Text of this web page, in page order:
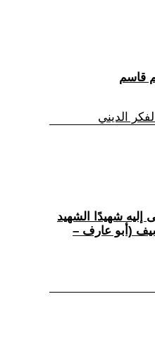
الديني
إليه شهيدًا الشهيد
(أبو عارف –